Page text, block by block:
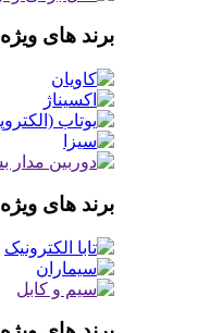
برند های ویژه
برند های ویژه